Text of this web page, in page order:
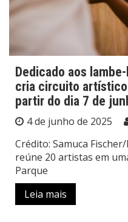
Dedicado aos
cria circuito
partir do dia 7 de
4 de junho de 2025
Crédito: Samuca
reúne 20 artistas em
Parque
Leia mais